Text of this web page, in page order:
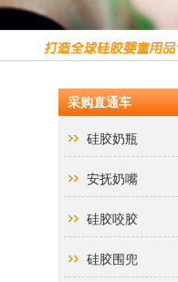
采购直通车
硅胶奶瓶
安抚奶嘴
硅胶咬胶
硅胶围兜